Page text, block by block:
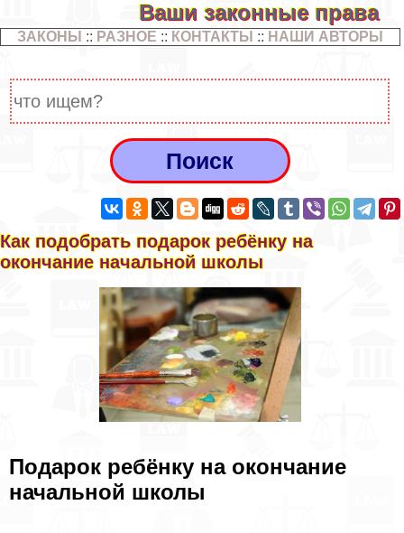
Ваши законные права
ЗАКОНЫ :: РАЗНОЕ :: КОНТАКТЫ :: НАШИ АВТОРЫ
Как подобрать подарок ребёнку на
окончание начальной школы
Подарок ребёнку на окончание
начальной школы